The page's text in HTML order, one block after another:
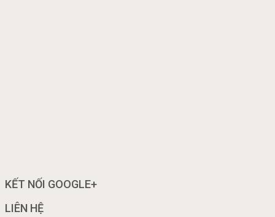
KẾT NỐI GOOGLE+
LIÊN HỆ